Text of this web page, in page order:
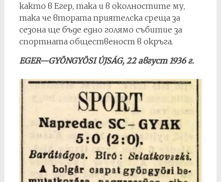
както в Егер, така и в околностите му,
така че втората приятелска среща за
сезона ще бъде едно голямо събитие за
спортната общественост в окръга.
EGER—GYÖNGYÖSI ÚJSÁG, 22 август 1936 г.